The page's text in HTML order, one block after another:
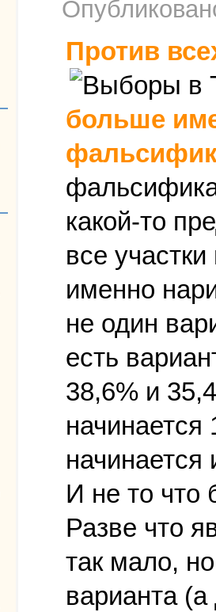
Против
больше
какой-то
все
именно
не один
есть
38,6% и
И не то что
Разве что
так мало,
варианта